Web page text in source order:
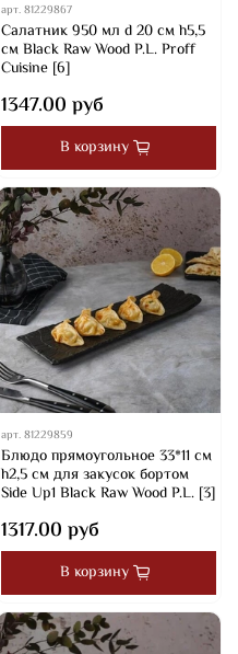
арт.81229867
Салатник 950 мл d 20 см h5,5
cм Black Raw Wood P.L. Proff
Cuisine [6]
1347.00 руб
В корзину
арт.81229859
Блюдо прямоугольное 33*11 см
h2,5 см для закусок бортом
Side Up1 Black Raw Wood P.L. [3]
1317.00 руб
В корзину